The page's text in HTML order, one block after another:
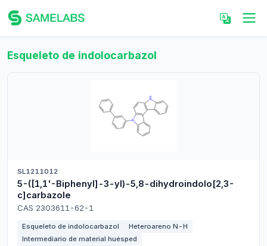
Esqueleto de indolocarbazol
SL1211012
5-([1,1'-Biphenyl]-3-yl)-5,8-dihydroindolo[2,3-
c]carbazole
CAS 2303611-62-1
Esqueleto de indolocarbazol
Heteroareno N-H
Intermediario de material huésped